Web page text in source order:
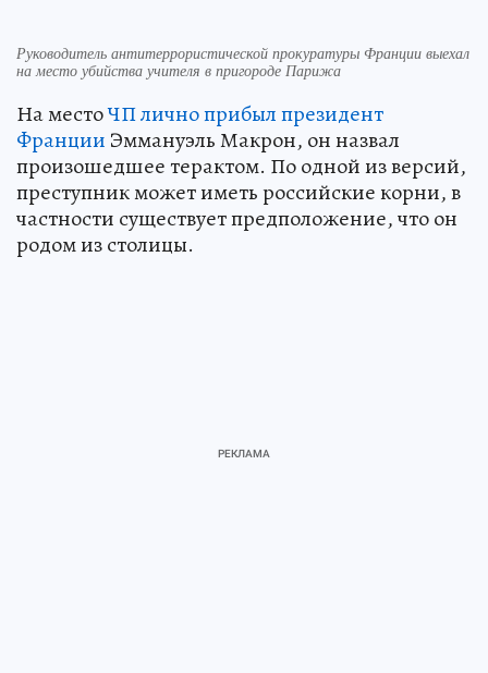
Руководитель антитеррористической прокуратуры Франции выехал
на место убийства учителя в пригороде Парижа
На местоЧП лично прибыл президент
Франции Эммануэль Макрон, он назвал
произошедшее терактом. По одной из версий,
преступник может иметь российские корни, в
частности существует предположение, что он
родом из столицы.